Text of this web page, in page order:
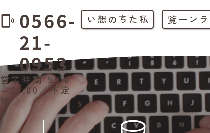
phonelink_ring 0566-
21-
0953
営業時間 9:00
～21:00／不定
休
私たちの想い